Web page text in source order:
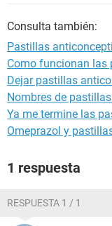
Consulta también:
Pastillas
Como funcionan
Dejar pastillas
Nombres de
Ya me termine las
Omeprazol y
1 respuesta
RESPUESTA 1 / 1